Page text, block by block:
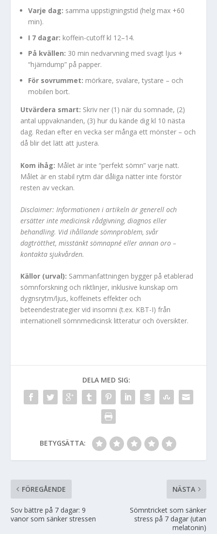
Varje dag: samma uppstigningstid (helg max +60
min).
I 7 dagar: koffein-cutoff kl 12–14.
På kvällen: 30 min nedvarvning med svagt ljus +
“hjärndump” på papper.
För sovrummet: mörkare, svalare, tystare – och
mobilen bort.
Utvärdera smart: Skriv ner (1) när du somnade, (2)
antal uppvaknanden, (3) hur du kände dig kl 10 nästa
dag. Redan efter en vecka ser många ett mönster – och
då blir det lätt att justera.
Kom ihåg: Målet är inte “perfekt sömn” varje natt.
Målet är en stabil rytm där dåliga nätter inte förstör
resten av veckan.
Disclaimer: Informationen i artikeln är generell och
ersätter inte medicinsk rådgivning, diagnos eller
behandling. Vid ihållande sömnproblem, svår
dagtrötthet, misstänkt sömnapné eller annan oro –
kontakta sjukvården.
Källor (urval): Sammanfattningen bygger på etablerad
sömnforskning och riktlinjer, inklusive kunskap om
dygnsrytm/ljus, koffeinets effekter och
beteendestrategier vid insomni (t.ex. KBT-I) från
internationell sömnmedicinsk litteratur och översikter.
DELA MED SIG:
BETYGSÄTTA:
FÖREGÅENDE
Sov bättre på 7 dagar: 9
vanor som sänker stressen
NÄSTA
Sömntricket som sänker
stress på 7 dagar (utan
melatonin)